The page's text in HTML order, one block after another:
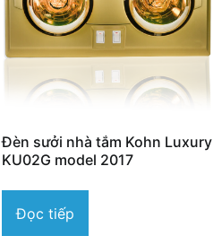
Đèn sưởi nhà tắm Kohn Luxury
KU02G model 2017
Đọc tiếp